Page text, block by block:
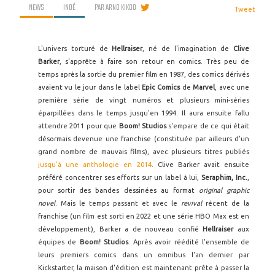
NEWS INDÉ PARARNO KIKOO Tweet
L'univers torturé de Hellraiser, né de l'imagination de Clive
Barker, s'apprête à faire son retour en comics. Très peu de
temps après la sortie du premier film en 1987, des comics dérivés
avaient vu le jour dans le label Epic Comics deMarvel , avec une
première série de vingt numéros et plusieurs mini-séries
éparpillées dans le temps jusqu'en 1994. Il aura ensuite fallu
attendre 2011 pour que Boom! Studios s'empare de ce qui était
désormais devenue une franchise (constituée par ailleurs d'un
grand nombre de mauvais films), avec plusieurs titres publiés
jusqu'à une anthologie en 2014. Clive Barker avait ensuite
préféré concentrer ses efforts sur un label à lui, Seraphim, Inc.
pour sortir des bandes dessinées au format original graphic
novel. Mais le temps passant et avec le revivalrécent de la
franchise (un film est sorti en 2022 et une série HBO Max est en
développement), Barker a de nouveau confié Hellraiser aux
équipes de
Boom! Studios. Après avoir réédité l'ensemble de
leurs premiers comics dans un omnibus l'an dernier par
Kickstarter, la maison d'édition est maintenant prête à passer la